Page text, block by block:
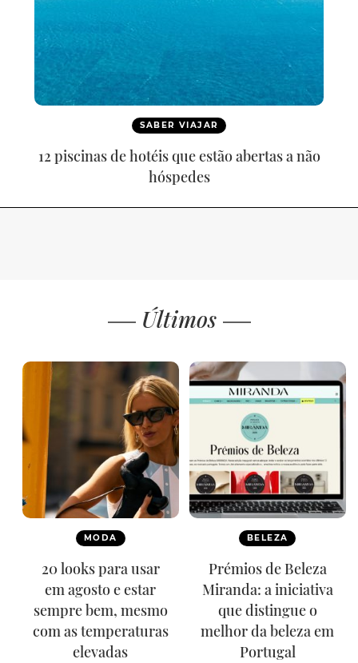
SABER VIAJAR
12 piscinas de hotéis que estão abertas a não
hóspedes
Últimos
MODA
20 looks para usar
em agosto e estar
sempre bem, mesmo
com as temperaturas
elevadas
BELEZA
Prémios de Beleza
Miranda: a iniciativa
que distingue o
melhor da beleza em
Portugal